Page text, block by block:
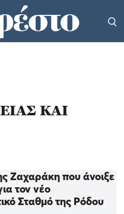
ΚΑΙ
Ζαχαράκη που άνοιξε
τον νέο
Σταθμό της Ρόδου